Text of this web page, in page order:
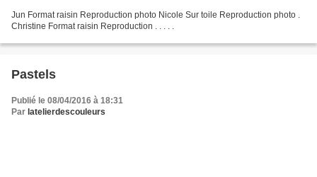
Jun Format raisin Reproduction photo Nicole Sur toile Reproduction photo .
Christine Format raisin Reproduction . . . . .
Pastels
Publié le 08/04/2016 à 18:31
Par latelierdescouleurs